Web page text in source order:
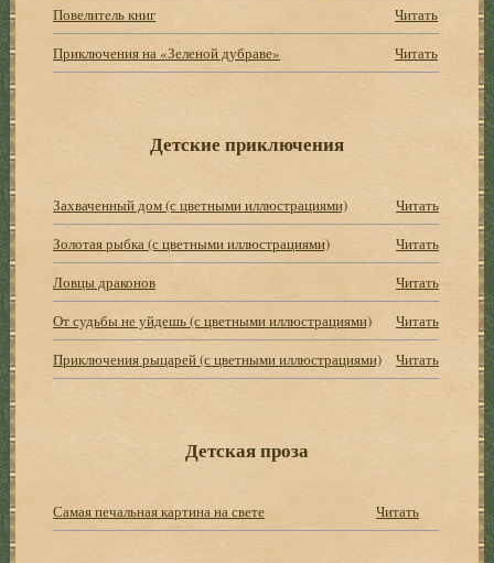
Повелитель книг
Читать
Приключения на «Зеленой дубраве»
Читать
Детские приключения
Захваченный дом (с цветными иллюстрациями)
Читать
Золотая рыбка (с цветными иллюстрациями)
Читать
Ловцы драконов
Читать
От судьбы не уйдешь (с цветными иллюстрациями)
Читать
Приключения рыцарей (с цветными иллюстрациями)
Читать
Детская проза
Самая печальная картина на свете Читать